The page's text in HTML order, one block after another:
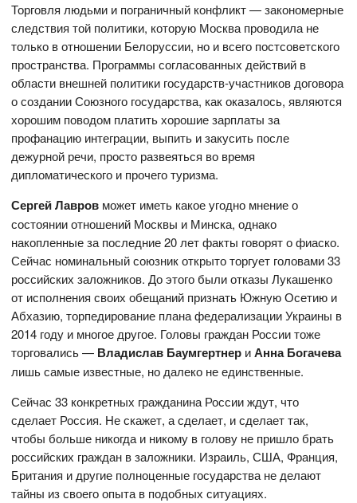
Торговля людьми и пограничный конфликт — закономерные
следствия той политики, которую Москва проводила не
только в отношении Белоруссии, но и всего постсоветского
пространства. Программы согласованных действий в
области внешней политики государств-участников договора
о создании Союзного государства, как оказалось, являются
хорошим поводом платить хорошие зарплаты за
профанацию интеграции, выпить и закусить после
дежурной речи, просто развеяться во время
дипломатического и прочего туризма.
Сергей Лавров может иметь какое угодно мнение о
состоянии отношений Москвы и Минска, однако
накопленные за последние 20 лет факты говорят о фиаско.
Сейчас номинальный союзник открыто торгует головами 33
российских заложников. До этого были отказы Лукашенко
от исполнения своих обещаний признать Южную Осетию и
Абхазию, торпедирование плана федерализации Украины в
2014 году и многое другое. Головы граждан России тоже
торговались — Владислав Баумгертнер иАнна Богачева
лишь самые известные, но далеко не единственные.
Сейчас 33 конкретных гражданина России ждут, что
сделает Россия. Не скажет, а сделает, и сделает так,
чтобы больше никогда и никому в голову не пришло брать
российских граждан в заложники. Израиль, США, Франция,
Британия и другие полноценные государства не делают
тайны из своего опыта в подобных ситуациях.